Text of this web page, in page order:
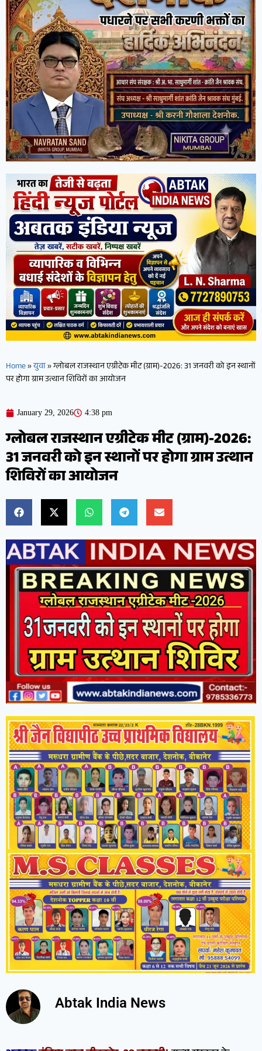
Home»युवा»ग्लोबल राजस्थान एग्रीटेक मीट (ग्राम)-2026: 31 जनवरी को इन स्थानों
पर होगा ग्राम उत्थान शिविरों का आयोजन
January 29, 2026 4:38 pm
ग्लोबल राजस्थान एग्रीटेक मीट (ग्राम)-2026:
31 जनवरी को इन स्थानों पर होगा ग्राम उत्थान
शिविरों का आयोजन
Abtak India News